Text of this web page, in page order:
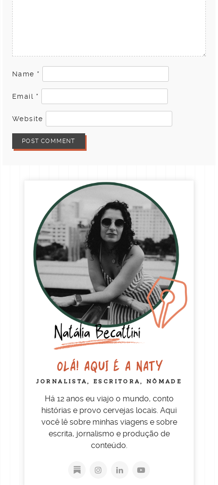
Name *
Email *
Website
OLÁ! AQUI É A NATY
JORNALISTA, ESCRITORA, NÔMADE
Há 12 anos eu viajo o mundo, conto
histórias e provo cervejas locais. Aqui
você lê sobre minhas viagens e sobre
escrita, jornalismo e produção de
conteúdo.